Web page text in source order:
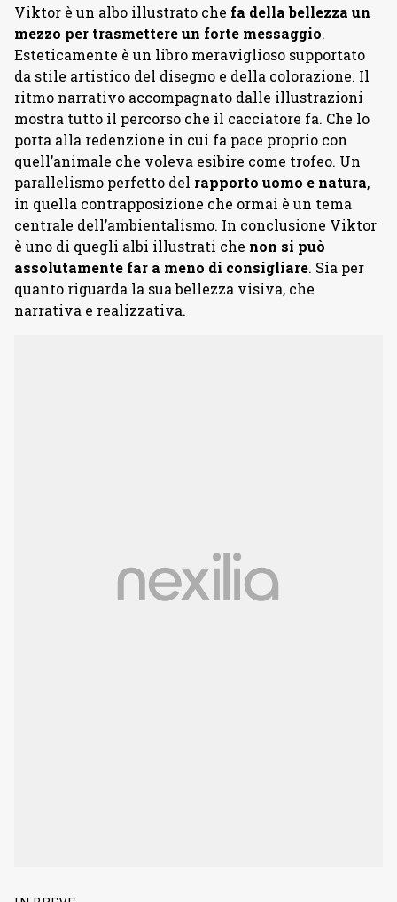
Viktor è un albo illustrato che fa della bellezza un
mezzo per trasmettere un forte messaggio.
Esteticamente è un libro meraviglioso supportato
da stile artistico del disegno e della colorazione. Il
ritmo narrativo accompagnato dalle illustrazioni
mostra tutto il percorso che il cacciatore fa. Che lo
porta alla redenzione in cui fa pace proprio con
quell’animale che voleva esibire come trofeo. Un
parallelismo perfetto del rapporto uomo e natura,
in quella contrapposizione che ormai è un tema
centrale dell’ambientalismo. In conclusione Viktor
è uno di quegli albi illustrati che non si può
assolutamente far a meno di consigliare. Sia per
quanto riguarda la sua bellezza visiva, che
narrativa e realizzativa.